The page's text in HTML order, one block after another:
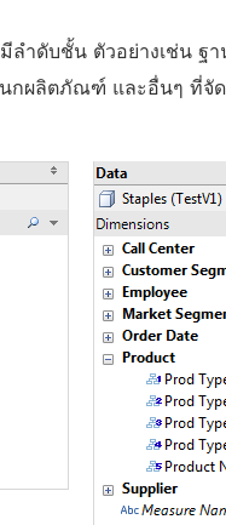
ลำดับชั้น ตัวอย่างเช่น
ผลิตภัณฑ์ และอื่นๆ ที่จั